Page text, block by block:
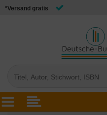
*Versand gratis